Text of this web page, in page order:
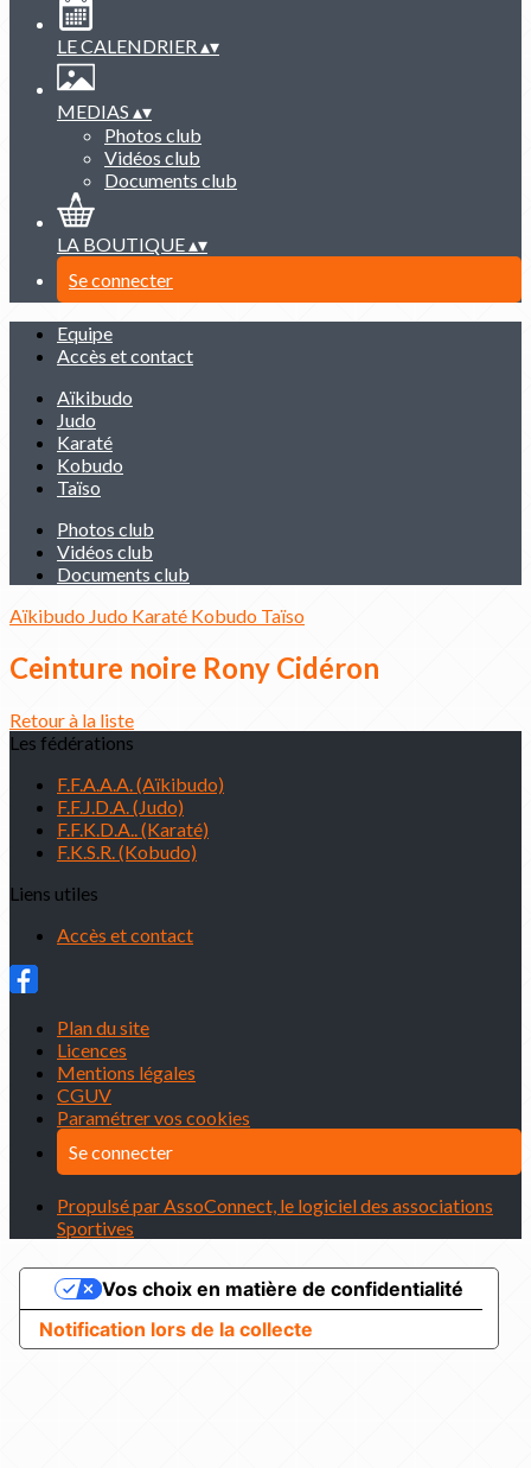
LE CALENDRIER▴▾
MEDIAS ▴▾
Photos club
Vidéos club
Documents club
LA BOUTIQUE▴▾
Se connecter
Equipe
Accès et contact
Aïkibudo
Judo
Karaté
Kobudo
Taïso
Photos club
Vidéos club
Documents club
Aïkibudo Judo Karaté Kobudo Taïso
Ceinture noire Rony Cidéron
Retour à la liste
Les fédérations
F.F.A.A.A. (Aïkibudo)
F.F.J.D.A. (Judo)
F.F.K.D.A.. (Karaté)
F.K.S.R. (Kobudo)
Liens utiles
Accès et contact
Plan du site
Licences
Mentions légales
CGUV
Paramétrer vos cookies
Se connecter
Propulsé par AssoConnect, le logiciel des associations
Sportives
Notification lors de la collecte
Vos choix en matière de confidentialité